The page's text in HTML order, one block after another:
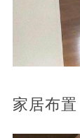
家居布置